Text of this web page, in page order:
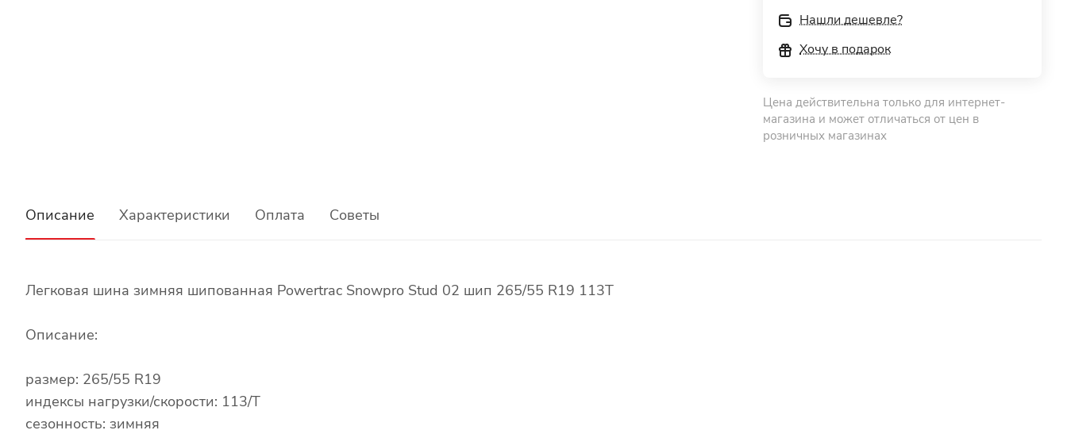
Нашли дешевле?
Хочу в подарок
Цена действительна только для интернет-
магазина и может отличаться от цен в
розничных магазинах
Описание Характеристики Оплата Советы
Легковая шина зимняя шипованная Powertrac Snowpro Stud 02 шип 265/55 R19 113T
Описание:
размер: 265/55 R19
индексы нагрузки/скорости: 113/T
сезонность: зимняя